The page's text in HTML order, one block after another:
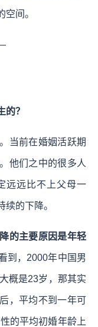
间。
？
当前在婚姻活跃期
他们之中的很多人
远远比不上父母一
的下降。
的主要原因是年轻
到，2000年中国男
概是23岁，那其实
，平均不到一年可
的平均初婚年龄上